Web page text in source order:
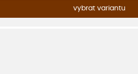
vybrat variantu